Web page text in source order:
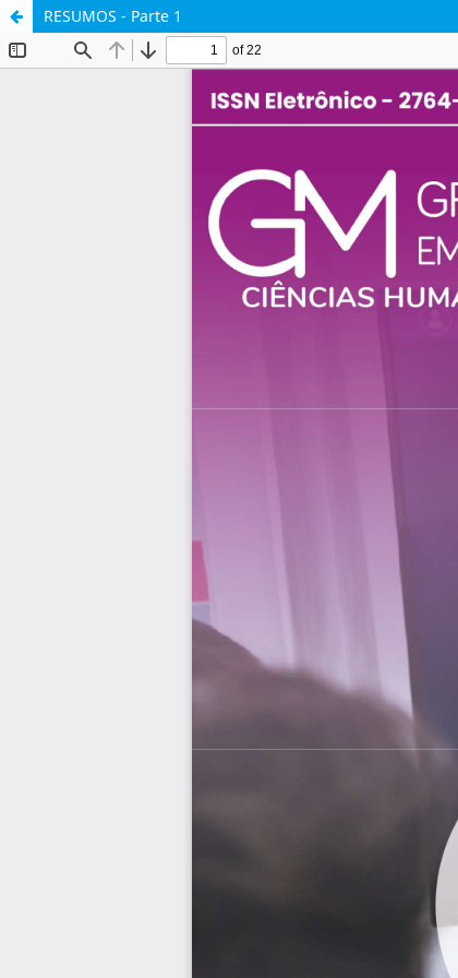
RESUMOS - Parte 1